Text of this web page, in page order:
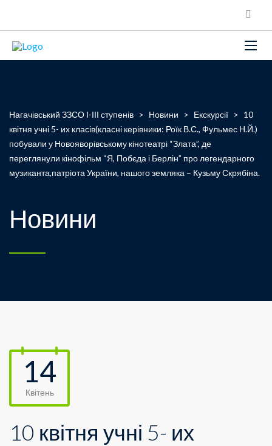
Нагачівський ЗЗСО І-ІІІ ступенів > Новини > Екскурсії > 10
квітня учні 5- их класів(класні керівники: Роїк В.С., Фульмес Н.Й.)
побували у Новояворівському кінотеатрі “Злата”, де
переглянули кінофільм “Я, Побєда і Берлін” про легендарного
музиканта,патріота України, нашого земляка – Кузьму Скрябіна.
Новини
14
Квітень
10 квітня учні 5- их